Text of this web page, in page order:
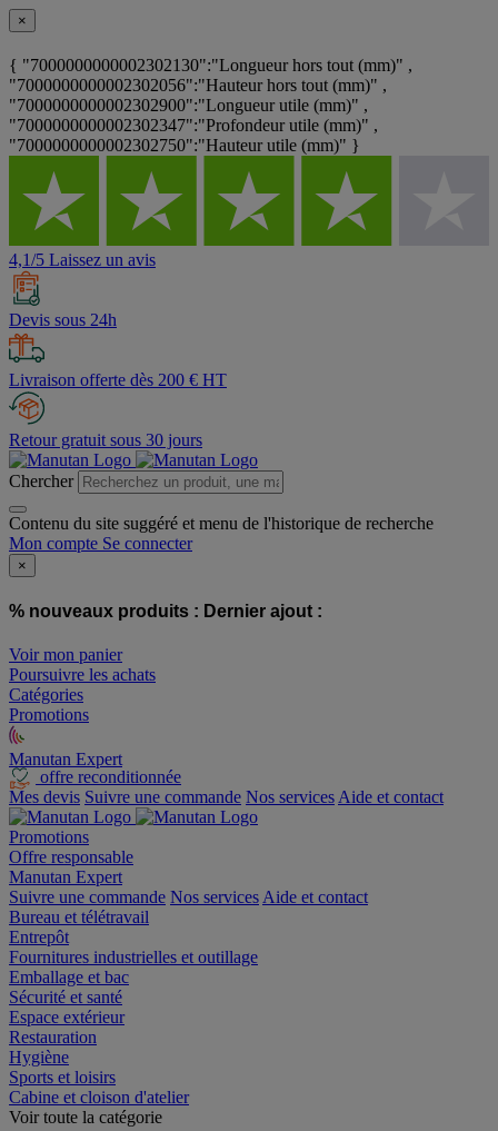
×
{ "7000000000002302130":"Longueur hors tout (mm)" ,
"7000000000002302056":"Hauteur hors tout (mm)" ,
"7000000000002302900":"Longueur utile (mm)" ,
"7000000000002302347":"Profondeur utile (mm)" ,
"7000000000002302750":"Hauteur utile (mm)" }
4,1/5 Laissez un avis
Devis sous 24h
Livraison offerte dès 200 € HT
Retour gratuit sous 30 jours
Chercher
Contenu du site suggéré et menu de l'historique de recherche
Mon compte Se connecter
×
% nouveaux produits : Dernier ajout :
Voir mon panier
Poursuivre les achats
Catégories
Promotions
Manutan Expert
offre reconditionnée
Mes devis Suivre une commande Nos services Aide et contact
Promotions
Offre responsable
Manutan Expert
Suivre une commande Nos services Aide et contact
Bureau et télétravail
Entrepôt
Fournitures industrielles et outillage
Emballage et bac
Sécurité et santé
Espace extérieur
Restauration
Hygiène
Sports et loisirs
Cabine et cloison d'atelier
Voir toute la catégorie